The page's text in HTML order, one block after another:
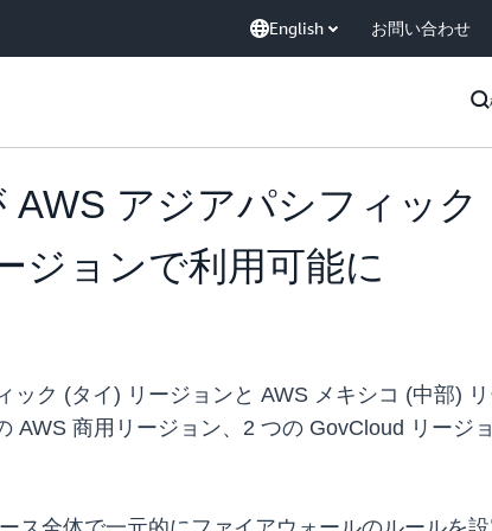
English お問い合わせ
AWS アジアパシフィッ
ジョンで利用可能に
ック (タイ) リージョンと AWS メキシコ (中部)
AWS 商用リージョン、2 つの GovCloud リージ